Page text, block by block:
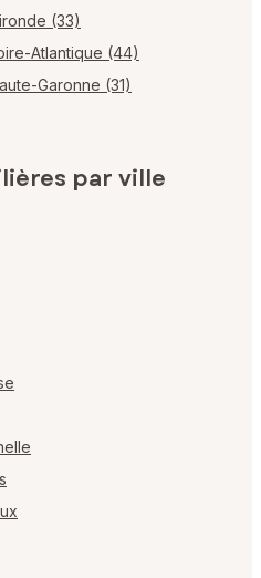
(33)
Atlantique (44)
Garonne (31)
par ville